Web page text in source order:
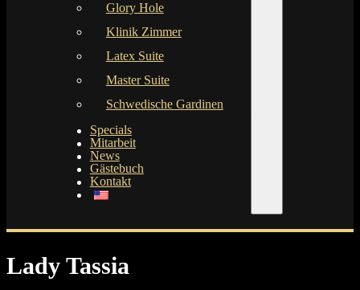
Glory Hole
Klinik Zimmer
Latex Suite
Master Suite
Schwedische Gardinen
Specials
Mitarbeit
News
Gästebuch
Kontakt
Lady Tassia